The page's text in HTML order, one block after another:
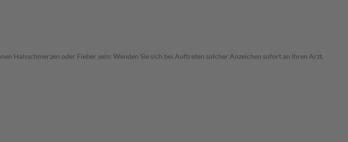
Halsschmerzen oder Fieber sein: Wenden Sie sich bei Auftreten solcher Anzeichen sofort an Ihren Arzt.